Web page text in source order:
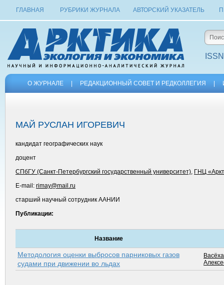
ГЛАВНАЯ РУБРИКИ ЖУРНАЛА АВТОРСКИЙ УКАЗАТЕЛЬ
О ЖУРНАЛЕ РЕДАКЦИОННЫЙ СОВЕТ И РЕДКОЛЛЕГИЯ
МАЙ РУСЛАН ИГОРЕВИЧ
кандидат географических наук
доцент
СПбГУ (Санкт-Петербургский государственный университет), ГНЦ
E-mail: rimay@mail.ru
старший научный сотрудник ААНИИ
Публикации:
Название
Методология оценки выбросов парниковых газов
судами при движении во льдах